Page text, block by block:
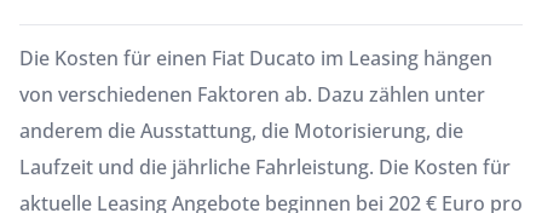
Die Kosten für einen Fiat Ducato im Leasing hängen
von verschiedenen Faktoren ab. Dazu zählen unter
anderem die Ausstattung, die Motorisierung, die
Laufzeit und die jährliche Fahrleistung. Die Kosten für
aktuelle Leasing Angebote beginnen bei 202 € Euro pro